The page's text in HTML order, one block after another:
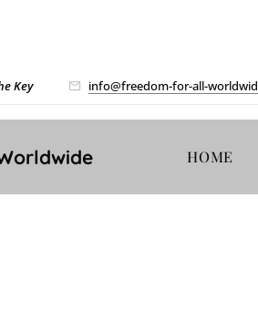
Key❤️ info@freedom-for-all-
HOME